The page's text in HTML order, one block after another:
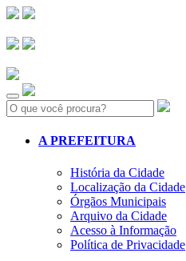
Search:
A PREFEITURA
História da Cidade
Localização da Cidade
Órgãos Municipais
Arquivo da Cidade
Acesso à Informação
Política de Privacidade